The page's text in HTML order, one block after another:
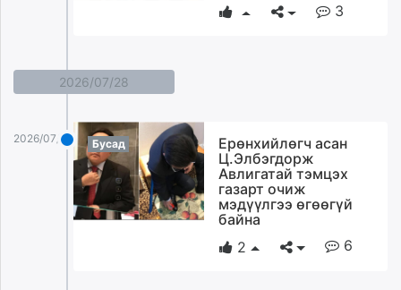
3
2026/07/28
2026/07/28 Бусад
Ерөнхийлөгч асан
Ц.Элбэгдорж
Авлигатай тэмцэх
газарт очиж
мэдүүлгээ өгөөгүй
байна
2
6